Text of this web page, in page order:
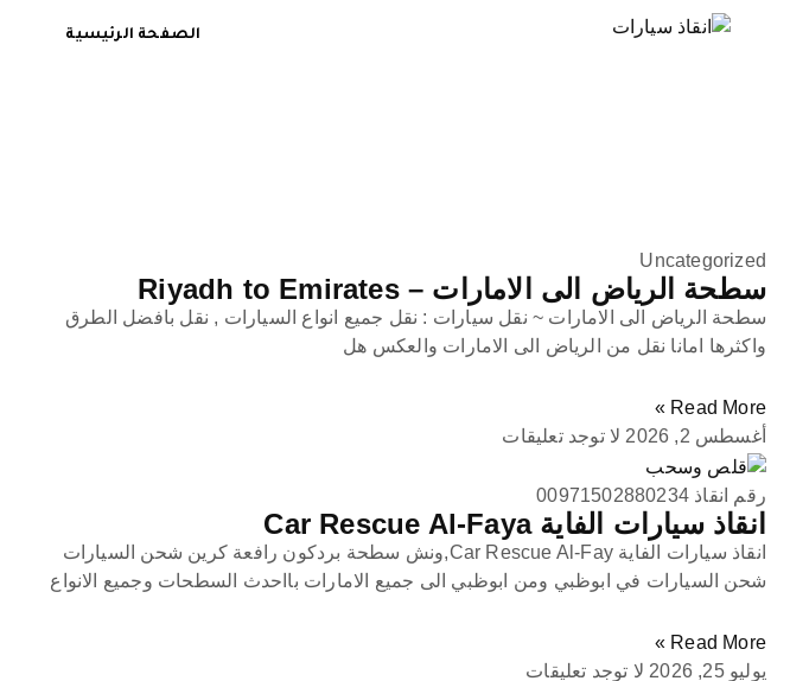
الصفحة الرئيسية
Uncategorized
سطحة الرياض الى الامارات – Riyadh to Emirates
سطحة الرياض الى الامارات ~ نقل سيارات : نقل جميع انواع السيارات , نقل بافضل الطرق
واكثرها امانا نقل من الرياض الى الامارات والعكس هل
Read More »
أغسطس 2, 2026
لا توجد تعليقات
رقم انقاذ 00971502880234
انقاذ سيارات الفاية Car Rescue Al-Faya
انقاذ سيارات الفاية Car Rescue Al-Fay,ونش سطحة بردكون رافعة كرين شحن السيارات
شحن السيارات في ابوظبي ومن ابوظبي الى جميع الامارات بااحدث السطحات وجميع الانواع
Read More »
يوليو 25, 2026
لا توجد تعليقات